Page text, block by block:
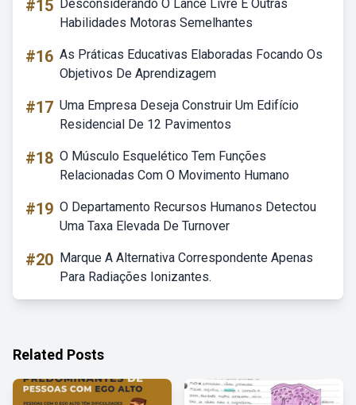
#15 Desconsiderando O Lance Livre E Outras
Habilidades Motoras Semelhantes
#16 As Práticas Educativas Elaboradas Focando Os
Objetivos De Aprendizagem
#17 Uma Empresa Deseja Construir Um Edifício
Residencial De 12 Pavimentos
#18 O Músculo Esquelético Tem Funções
Relacionadas Com O Movimento Humano
#19 O Departamento Recursos Humanos Detectou
Uma Taxa Elevada De Turnover
#20 Marque A Alternativa Correspondente Apenas
Para Radiações Ionizantes.
Related Posts